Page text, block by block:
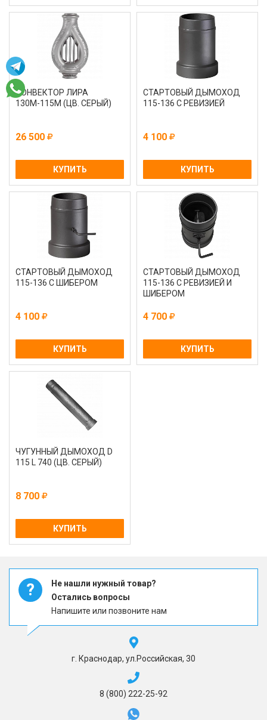
КОНВЕКТОР ЛИРА
130М-115М (ЦВ. СЕРЫЙ)
26 500
КУПИТЬ
СТАРТОВЫЙ ДЫМОХОД
115-136 С РЕВИЗИЕЙ
4 100
КУПИТЬ
СТАРТОВЫЙ ДЫМОХОД
115-136 С ШИБЕРОМ
4 100
КУПИТЬ
СТАРТОВЫЙ ДЫМОХОД
115-136 С РЕВИЗИЕЙ И
ШИБЕРОМ
4 700
КУПИТЬ
ЧУГУННЫЙ ДЫМОХОД D
115 L 740 (ЦВ. СЕРЫЙ)
8 700
КУПИТЬ
?
Не нашли нужный товар?
Остались вопросы
Напишите или позвоните нам
г. Краснодар, ул.Российская, 30
8 (800) 222-25-92